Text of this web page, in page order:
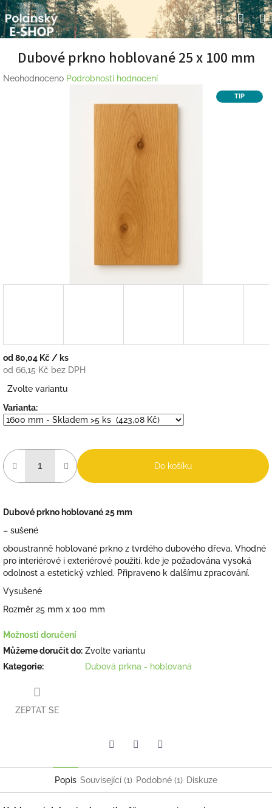
Přejít
na
obsah
HledatPřihlášení
Dubové prkno hoblované 25 x 100 mm
Průměrné
Neohodnoceno Podrobnosti hodnocení
TIP
od80,04 Kč / ks
od 66,15 Kč bez DPH
cena:
Zvolte variantu
Varianta:
Do košíku
Dubové prkno hoblované 25 mm
– sušené
oboustranně hoblované prkno z tvrdého dubového dřeva. Vhodné
pro interiérové i exteriérové použití, kde je požadována vysoká
odolnost a estetický vzhled. Připraveno k dalšímu zpracování.
Vysušené
Rozměr 25 mm x 100 mm
Možnosti doručení
Můžeme doručit do: Zvolte variantu
Kategorie: Dubová prkna - hoblovaná
ZEPTAT SE
Popis Související (1) Podobné (1) Diskuze